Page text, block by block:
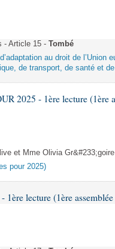
- Article 15 - Tombé
au droit de l’Union
de transport, de santé et
2025 - 1ère lecture (1ère
et Mme Olivia
pour 2025)
lecture (1ère